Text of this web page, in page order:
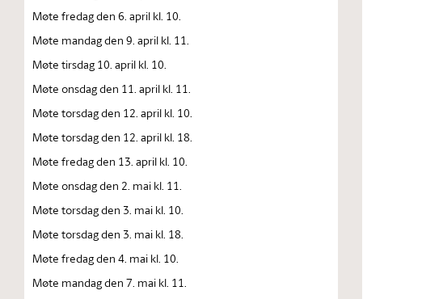
Møte fredag den 6. april kl. 10.
Møte mandag den 9. april kl. 11.
Møte tirsdag 10. april kl. 10.
Møte onsdag den 11. april kl. 11.
Møte torsdag den 12. april kl. 10.
Møte torsdag den 12. april kl. 18.
Møte fredag den 13. april kl. 10.
Møte onsdag den 2. mai kl. 11.
Møte torsdag den 3. mai kl. 10.
Møte torsdag den 3. mai kl. 18.
Møte fredag den 4. mai kl. 10.
Møte mandag den 7. mai kl. 11.